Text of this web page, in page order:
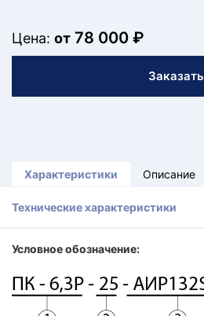
Цена: от 78 000 ₽
Заказать
Характеристики Описание
Технические характеристики
Условное обозначение: